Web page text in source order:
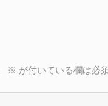
※ が付いている欄は必